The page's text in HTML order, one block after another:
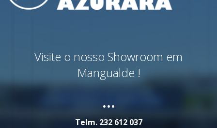
Visite o nosso Showroom em
Mangualde !
...
Telm. 232 612 037